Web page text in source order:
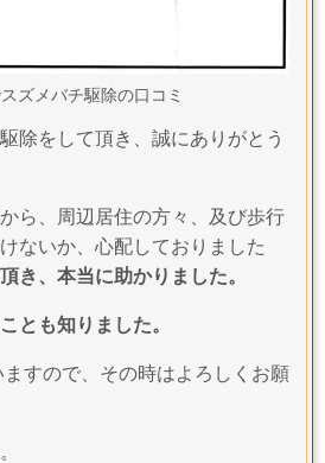
ズメバチ駆除の口コミ
除をして頂き、誠にありがとう
ら、周辺居住の方々、及び歩行
ないか、心配しておりました
き、本当に助かりました。
とも知りました。
すので、その時はよろしくお願